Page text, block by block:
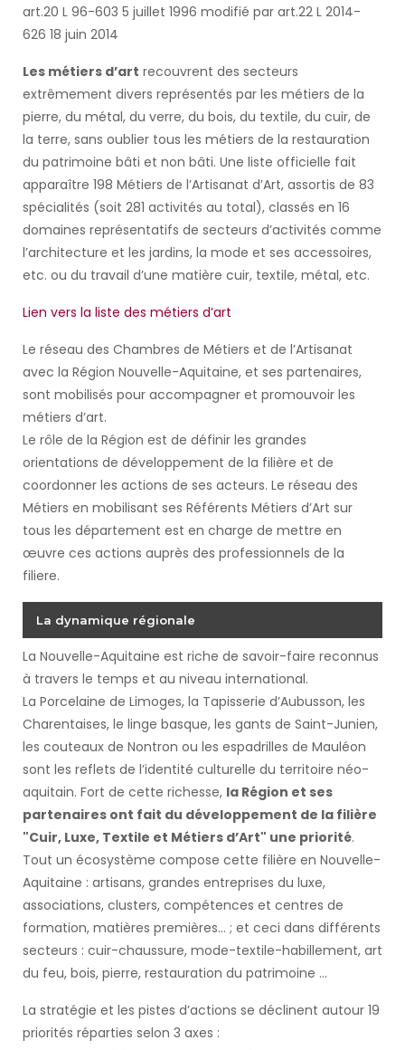
art.20 L 96-603 5 juillet 1996 modifié par art.22 L 2014-
626 18 juin 2014
Les métiers d’art recouvrent des secteurs
extrêmement divers représentés par les métiers de la
pierre, du métal, du verre, du bois, du textile, du cuir, de
la terre, sans oublier tous les métiers de la restauration
du patrimoine bâti et non bâti. Une liste officielle fait
apparaître 198 Métiers de l’Artisanat d’Art, assortis de 83
spécialités (soit 281 activités au total), classés en 16
domaines représentatifs de secteurs d’activités comme
l’architecture et les jardins, la mode et ses accessoires,
etc. ou du travail d’une matière cuir, textile, métal, etc.
Lien vers la liste des métiers d’art
Le réseau des Chambres de Métiers et de l’Artisanat
avec la Région Nouvelle-Aquitaine, et ses partenaires,
sont mobilisés pour accompagner et promouvoir les
métiers d’art.
Le rôle de la Région est de définir les grandes
orientations de développement de la filière et de
coordonner les actions de ses acteurs. Le réseau des
Métiers en mobilisant ses Référents Métiers d’Art sur
tous les département est en charge de mettre en
œuvre ces actions auprès des professionnels de la
filiere.
La dynamique régionale
La Nouvelle-Aquitaine est riche de savoir-faire reconnus
à travers le temps et au niveau international.
La Porcelaine de Limoges, la Tapisserie d’Aubusson, les
Charentaises, le linge basque, les gants de Saint-Junien,
les couteaux de Nontron ou les espadrilles de Mauléon
sont les reflets de l’identité culturelle du territoire néo-
aquitain. Fort de cette richesse, la Région et ses
partenaires ont fait du développement de la filière
"Cuir, Luxe, Textile et Métiers d’Art" une priorité.
Tout un écosystème compose cette filière en Nouvelle-
Aquitaine : artisans, grandes entreprises du luxe,
associations, clusters, compétences et centres de
formation, matières premières... ; et ceci dans différents
secteurs : cuir-chaussure, mode-textile-habillement, art
du feu, bois, pierre, restauration du patrimoine ...
La stratégie et les pistes d’actions se déclinent autour 19
priorités réparties selon 3 axes :